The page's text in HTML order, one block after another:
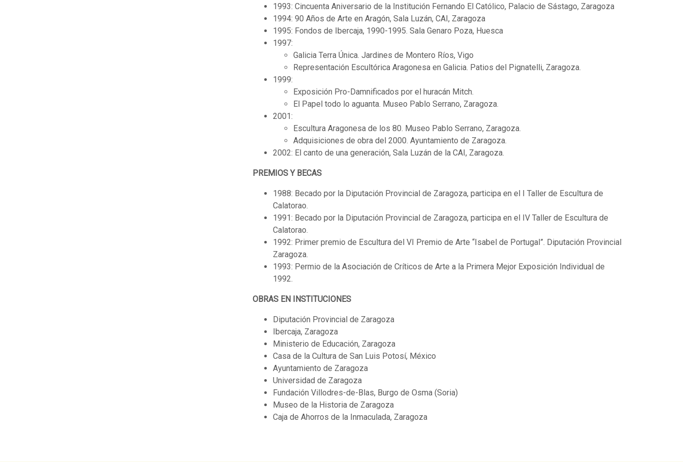
1993: Cincuenta Aniversario de la Institución Fernando El Católico, Palacio de Sástago, Zaragoza
1994: 90 Años de Arte en Aragón, Sala Luzán, CAI, Zaragoza
1995: Fondos de Ibercaja, 1990-1995. Sala Genaro Poza, Huesca
1997:
Galicia Terra Única. Jardines de Montero Ríos, Vigo
Representación Escultórica Aragonesa en Galicia. Patios del Pignatelli, Zaragoza.
1999:
Exposición Pro-Damnificados por el huracán Mitch.
El Papel todo lo aguanta. Museo Pablo Serrano, Zaragoza.
2001:
Escultura Aragonesa de los 80. Museo Pablo Serrano, Zaragoza.
Adquisiciones de obra del 2000. Ayuntamiento de Zaragoza.
2002: El canto de una generación, Sala Luzán de la CAI, Zaragoza.
PREMIOS Y BECAS
1988: Becado por la Diputación Provincial de Zaragoza, participa en el I Taller de Escultura de
Calatorao.
1991: Becado por la Diputación Provincial de Zaragoza, participa en el IV Taller de Escultura de
Calatorao.
1992: Primer premio de Escultura del VI Premio de Arte “Isabel de Portugal”. Diputación Provincial
Zaragoza.
1993: Permio de la Asociación de Críticos de Arte a la Primera Mejor Exposición Individual de
1992.
OBRAS EN INSTITUCIONES
Diputación Provincial de Zaragoza
Ibercaja, Zaragoza
Ministerio de Educación, Zaragoza
Casa de la Cultura de San Luis Potosí, México
Ayuntamiento de Zaragoza
Universidad de Zaragoza
Fundación Villodres-de-Blas, Burgo de Osma (Soria)
Museo de la Historia de Zaragoza
Caja de Ahorros de la Inmaculada, Zaragoza